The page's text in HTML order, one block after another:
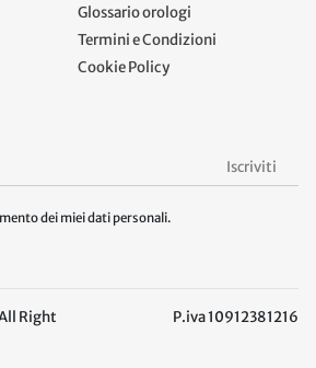
Glossario orologi
Termini e Condizioni
Cookie Policy
dei miei dati personali.
Right
P.iva 10912381216